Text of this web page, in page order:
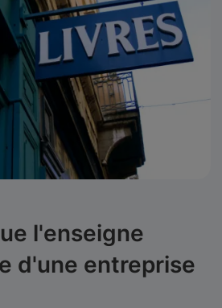
l'enseigne
d'une entreprise